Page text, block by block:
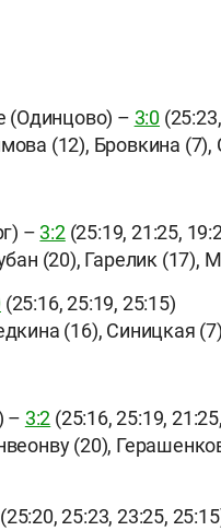
(Одинцово) – 3:0
(12), Бровкина (7),
– 3:2(25:19, 21:25,
(20), Гарелик (17),
(25:16, 25:19, 25:15)
(16), Синицкая
– 3:2 (25:16, 25:19,
(20),
(25:20, 25:23, 23:25,